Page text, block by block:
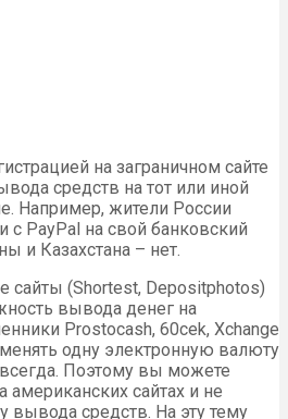
на заграничном сайте
средств на тот или иной
Например, жители России
с PayPal на свой банковский
и Казахстана – нет.
сайты (Shortest, Depositphotos)
вывода денег на
Prostocash, 60cek, Xchange
одну электронную валюту
Поэтому вы можете
американских сайтах и не
вывода средств. На эту тему